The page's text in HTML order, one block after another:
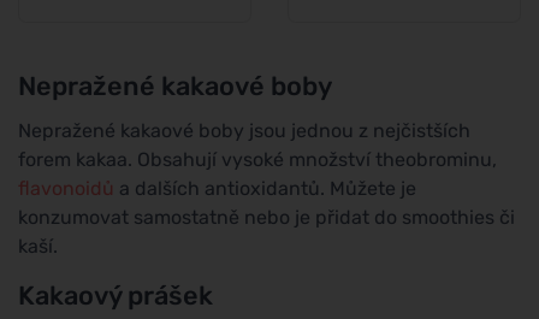
Nepražené kakaové boby
Nepražené kakaové boby jsou jednou z nejčistších
forem kakaa. Obsahují vysoké množství theobrominu,
flavonoidů a dalších antioxidantů. Můžete je
konzumovat samostatně nebo je přidat do smoothies či
kaší.
Kakaový prášek